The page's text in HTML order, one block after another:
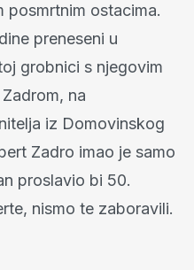
posmrtnim ostacima.
preneseni u
grobnici s njegovim
na
iz Domovinskog
Zadro imao je samo
proslavio bi 50.
nismo te zaboravili.